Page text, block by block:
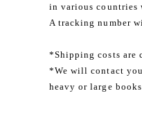
in various countries
A tracking number
*Shipping costs are
*We will contact
heavy or large books.